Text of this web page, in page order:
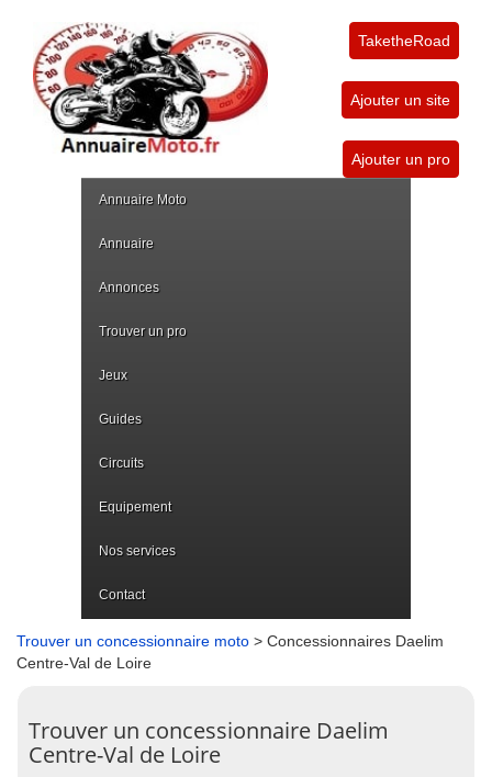
TaketheRoad
Ajouter un site
Ajouter un pro
Annuaire Moto
Annuaire
Annonces
Trouver un pro
Jeux
Guides
Circuits
Equipement
Nos services
Contact
Trouver un concessionnaire moto > Concessionnaires Daelim
Centre-Val de Loire
Trouver un concessionnaire Daelim
Centre-Val de Loire